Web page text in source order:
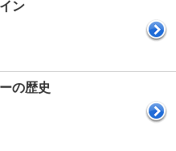
ン
の歴史